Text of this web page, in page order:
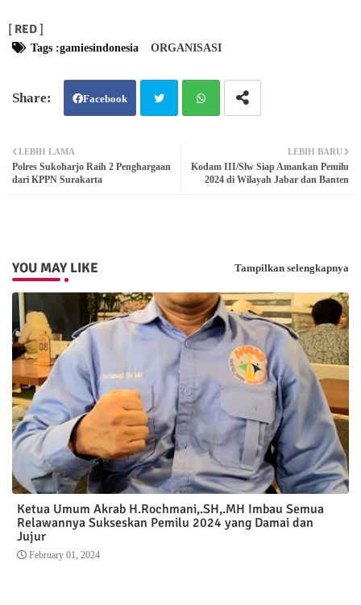
[ RED]
Tags :gamiesindonesia ORGANISASI
Facebook
ter atsa
LEBIH BARU
Kodam III/Slw Siap Amankan Pemilu
2024 di Wilayah Jabar dan Banten
LEBIH LAMA
Polres Sukoharjo Raih 2 Penghargaan
dari KPPN Surakarta
YOU MAY LIKE Tampilkan selengkapnya
Ketua Umum Akrab H.Rochmani,.SH,.MH Imbau Semua
Relawannya Sukseskan Pemilu 2024 yang Damai dan
Jujur
February 01, 2024